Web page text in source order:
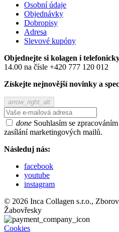
Osobní údaje
Objednávky
Dobropisy
Adresa
Slevové kupóny
Objednejte si kolagen i
14.00 na čísle +420 777 120 012
Získejte nejnovější novinky a
arrow_right_alt
done Souhlasím se zpracováním
zasílání marketingových mailů.
Následuj nás:
facebook
youtube
instagram
© 2026 Inca Collagen s.r.o.,
Žabovřesky
Cookies